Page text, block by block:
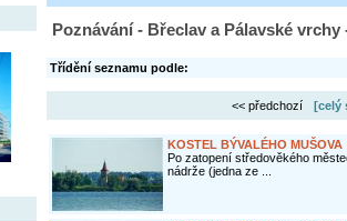
Poznávání - Břeclav a Pálavské
Třídění seznamu podle:
<< předchozí [celý
KOSTEL BÝVALÉHO MUŠOVA
Po zatopení středověkého
nádrže (jedna ze ...